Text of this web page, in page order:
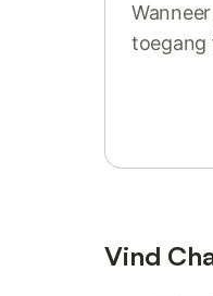
toegang
Vind